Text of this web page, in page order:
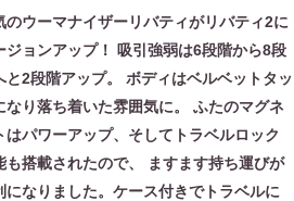
のウーマナイザーリバティがリバティ2に
ジョンアップ！ 吸引強弱は6段階から8段
と2段階アップ。 ボディはベルベットタッ
なり落ち着いた雰囲気に。 ふたのマグネ
はパワーアップ、そしてトラベルロック
も搭載されたので、 ますます持ち運びが
になりました。ケース付きでトラベルに